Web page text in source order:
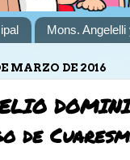
Mons.
MARZO DE 2016
de